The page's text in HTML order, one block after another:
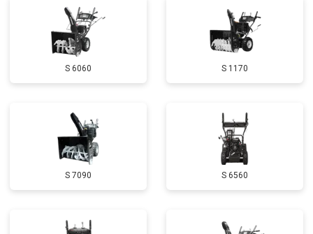
Замена глушителя Заказать
Замена маховика от 3050 ₽ Заказать
Натяжка тросов от 2700 ₽ Заказать
Ремонт электропроводки от 3150 ₽
Полное ТО от 4900 ₽
S 6060 S 1170
S 7090 S 6560